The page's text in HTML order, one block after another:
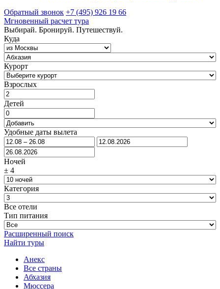
Обратный звонок +7 (495) 926 19 66
Мгновенный расчет тура
Выбирай. Бронируй. Путешествуй.
Куда
Курорт
Взрослых
Детей
Удобные даты вылета
Ночей
± 4
Категория
Все отели
Тип питания
Расширенный поиск
Найти туры
Анекс
Все страны
Абхазия
Мюссера